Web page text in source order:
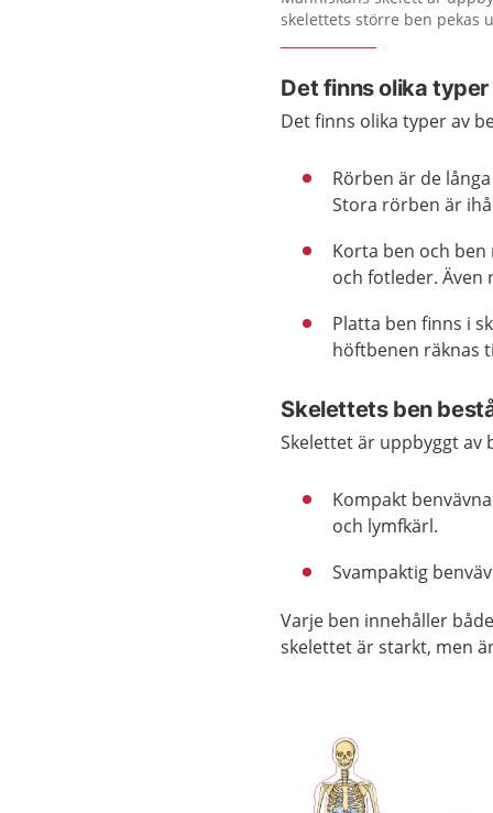
skelettets större ben pekas
Det finns olika
Det finns olika typer av
Rörben är de
Stora rörben är
Korta ben och
och fotleder. Även
Platta ben finns i
höftbenen räknas
Skelettets ben
Skelettet är uppbyggt av
Kompakt
och lymfkärl.
Svampaktig
Varje ben innehåller
skelettet är starkt, men